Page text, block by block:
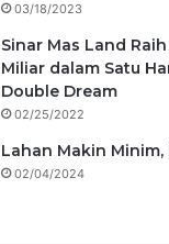
03/18/2023
Sinar Mas Land
Miliar dalam Satu
Double Dream
02/25/2022
Lahan Makin Minim,
02/04/2024